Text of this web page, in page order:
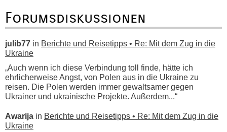
Forumsdiskussionen
julib77 in Berichte und Reisetipps • Re: Mit dem Zug in die
Ukraine
„Auch wenn ich diese Verbindung toll finde, hätte ich
ehrlicherweise Angst, von Polen aus in die Ukraine zu
reisen. Die Polen werden immer gewaltsamer gegen
Ukrainer und ukrainische Projekte. Außerdem...“
Awarija in Berichte und Reisetipps • Re: Mit dem Zug in die
Ukraine